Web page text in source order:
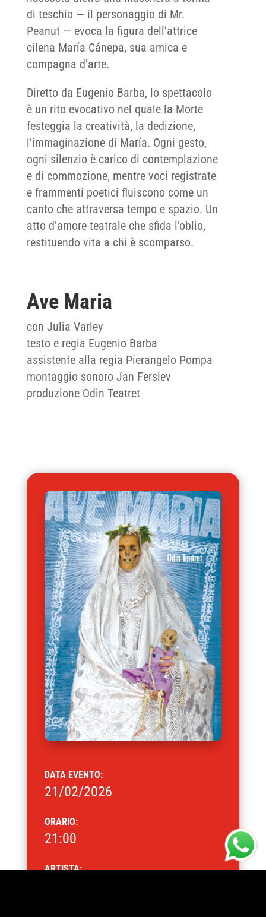
di teschio — il personaggio di Mr.
Peanut — evoca la figura dell’attrice
cilena María Cánepa, sua amica e
compagna d’arte.
Diretto da Eugenio Barba, lo spettacolo
è un rito evocativo nel quale la Morte
festeggia la creatività, la dedizione,
l’immaginazione di María. Ogni gesto,
ogni silenzio è carico di contemplazione
e di commozione, mentre voci registrate
e frammenti poetici fluiscono come un
canto che attraversa tempo e spazio. Un
atto d’amore teatrale che sfida l’oblio,
restituendo vita a chi è scomparso.
Ave Maria
con Julia Varley
testo e regia Eugenio Barba
assistente alla regia Pierangelo Pompa
montaggio sonoro Jan Ferslev
produzione Odin Teatret
DATA EVENTO:
21/02/2026
ORARIO:
21:00
ARTISTA: